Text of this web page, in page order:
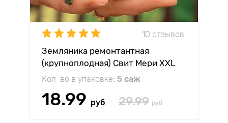
10 отзывов
Земляника ремонтантная
(крупноплодная) Свит Мери XXL
Кол-во в упаковке: 5 саж
18.99 руб 29.99 руб